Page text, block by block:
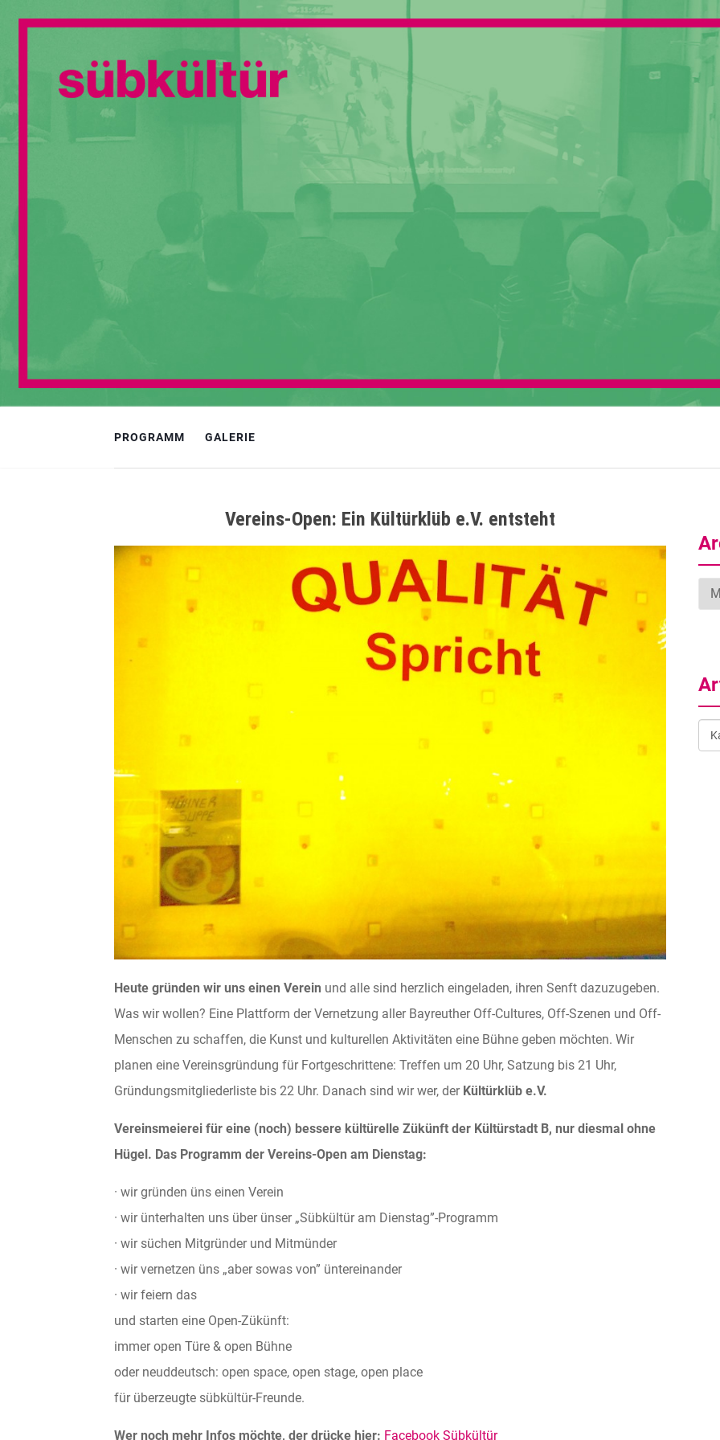
PROGRAMM GALERIE
Vereins-Open: Ein Kültürklüb e.V. entsteht
Heute gründen wir uns einen Verein und alle sind herzlich eingeladen, ihren Senft dazuzugeben.
Was wir wollen? Eine Plattform der Vernetzung aller Bayreuther Off-Cultures, Off-Szenen und Off-
Menschen zu schaffen, die Kunst und kulturellen Aktivitäten eine Bühne geben möchten. Wir
planen eine Vereinsgründung für Fortgeschrittene: Treffen um 20 Uhr, Satzung bis 21 Uhr,
Gründungsmitgliederliste bis 22 Uhr. Danach sind wir wer, der Kültürklüb e.V.
Vereinsmeierei für eine (noch) bessere kültürelle Zükünft der Kültürstadt B, nur diesmal ohne
Hügel. Das Programm der Vereins-Open am Dienstag:
· wir gründen üns einen Verein
· wir ünterhalten uns über ünser „Sübkültür am Dienstag”-Programm
· wir süchen Mitgründer und Mitmünder
· wir vernetzen üns „aber sowas von” üntereinander
· wir feiern das
und starten eine Open-Zükünft:
immer open Türe & open Bühne
oder neuddeutsch: open space, open stage, open place
für überzeugte sübkültür-Freunde.
Wer noch mehr Infos möchte, der drücke hier: Facebook Sübkültür
Art
der